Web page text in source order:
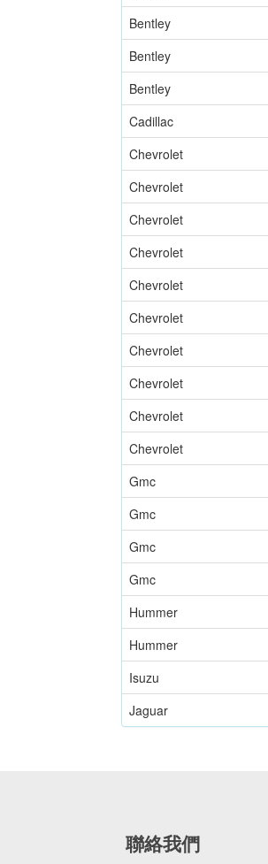
Bentley
Bentley
Bentley
Cadillac
Chevrolet
Chevrolet
Chevrolet
Chevrolet
Chevrolet
Chevrolet
Chevrolet
Chevrolet
Chevrolet
Chevrolet
Gmc
Gmc
Gmc
Gmc
Hummer
Hummer
Isuzu
Jaguar
聯絡我們